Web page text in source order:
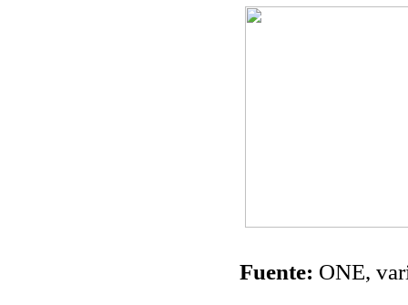
Fuente: ONE,